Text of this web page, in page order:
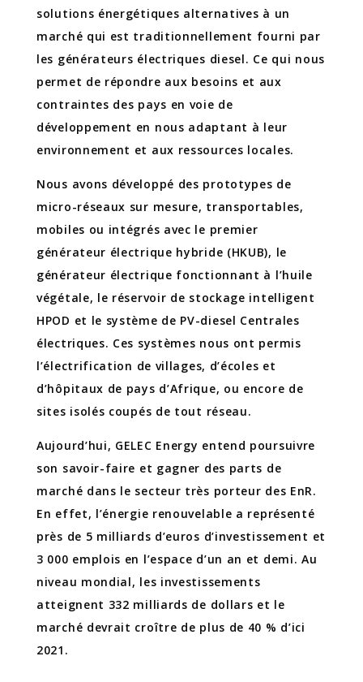
solutions énergétiques alternatives à un
marché qui est traditionnellement fourni par
les générateurs électriques diesel. Ce qui nous
permet de répondre aux besoins et aux
contraintes des pays en voie de
développement en nous adaptant à leur
environnement et aux ressources locales.
Nous avons développé des prototypes de
micro-réseaux sur mesure, transportables,
mobiles ou intégrés avec le premier
générateur électrique hybride (HKUB), le
générateur électrique fonctionnant à l’huile
végétale, le réservoir de stockage intelligent
HPOD et le système de PV-diesel Centrales
électriques. Ces systèmes nous ont permis
l’électrification de villages, d’écoles et
d’hôpitaux de pays d’Afrique, ou encore de
sites isolés coupés de tout réseau.
Aujourd’hui, GELEC Energy entend poursuivre
son savoir-faire et gagner des parts de
marché dans le secteur très porteur des EnR.
En effet, l’énergie renouvelable a représenté
près de 5 milliards d’euros d’investissement et
3 000 emplois en l’espace d’un an et demi. Au
niveau mondial, les investissements
atteignent 332 milliards de dollars et le
marché devrait croître de plus de 40 % d’ici
2021.